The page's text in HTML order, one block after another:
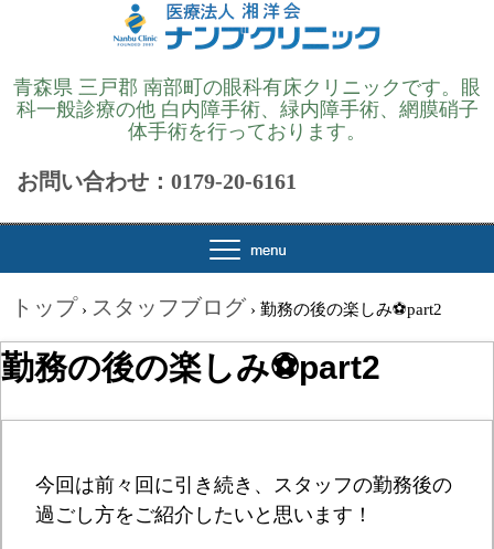
青森県 三戸郡 南部町の眼科有床クリニックです。眼
科一般診療の他 白内障手術、緑内障手術、網膜硝子
体手術を行っております。
お問い合わせ：0179-20-6161
トップ › スタッフブログ › 勤務の後の楽しみ⚽part2
勤務の後の楽しみ⚽part2
今回は前々回に引き続き、スタッフの勤務後の
過ごし方をご紹介したいと思います！